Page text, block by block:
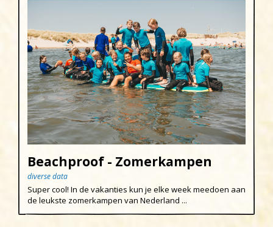
Beachproof - Zomerkampen
diverse data
Super cool! In de vakanties kun je elke week meedoen aan
de leukste zomerkampen van Nederland ...